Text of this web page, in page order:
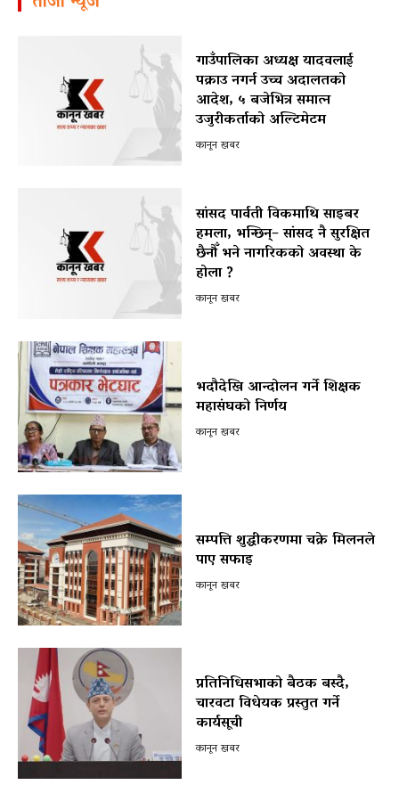
गाउँपालिका अध्यक्ष यादवलाई
पक्राउ नगर्न उच्च अदालतको
आदेश, ५ बजेभित्र समात्न
उजुरीकर्ताको अल्टिमेटम
कानून खबर
सांसद पार्वती विकमाथि साइबर
हमला, भन्छिन्– सांसद नै सुरक्षित
छैनौँ भने नागरिकको अवस्था के
होला ?
कानून खबर
भदौदेखि आन्दोलन गर्ने शिक्षक
महासंघको निर्णय
कानून खबर
सम्पत्ति शुद्धीकरणमा चक्रे मिलनले
पाए सफाइ
कानून खबर
प्रतिनिधिसभाको बैठक बस्दै,
चारवटा विधेयक प्रस्तुत गर्ने
कार्यसूची
कानून खबर